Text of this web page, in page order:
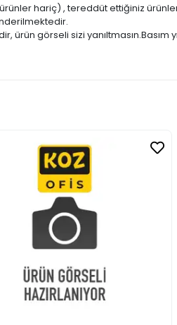
ürünler hariç) , tereddüt ettiğiniz
görseli sizi